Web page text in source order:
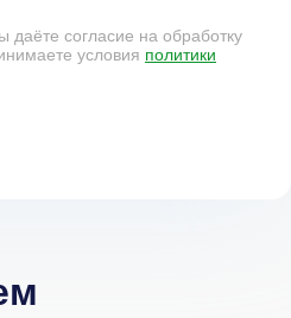
согласие на обработку
условия политики